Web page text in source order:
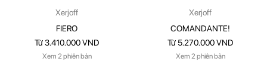
Xerjoff
FIERO
Từ 3.410.000 VND
Xem 2 phiên bản
Xerjoff
COMANDANTE!
Từ 5.270.000 VND
Xem 2 phiên bản